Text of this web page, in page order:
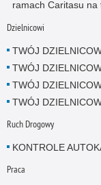
ramach Caritasu
Dzielnicowi
TWÓJ
TWÓJ
TWÓJ
TWÓJ
Ruch Drogowy
KONTROLE
Praca